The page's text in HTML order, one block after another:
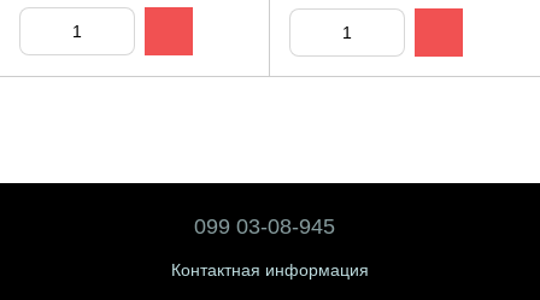
099 03-08-945
Контактная информация